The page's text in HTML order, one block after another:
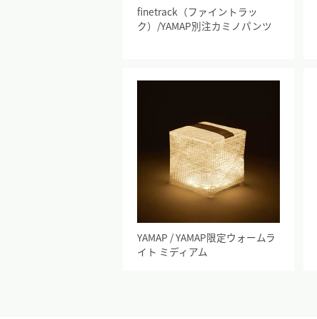
finetrack（ファイントラッ
ク）/YAMAP別注カミノパンツ
YAMAP / YAMAP限定ウォームラ
イト ミディアム